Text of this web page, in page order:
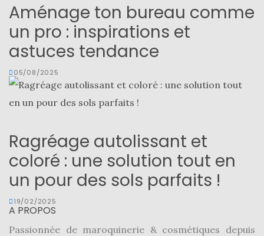
Aménage ton bureau comme
un pro : inspirations et
astuces tendance
05/08/2025
Ragréage autolissant et
coloré : une solution tout en
un pour des sols parfaits !
19/02/2025
A PROPOS
Passionnée de maroquinerie & cosmétiques depuis